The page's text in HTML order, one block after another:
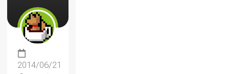
2014/06/21